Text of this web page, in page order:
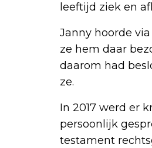
leeftijd ziek en
Janny hoorde
ze hem daar
daarom had
ze.
In 2017 werd er
persoonlijk
testament